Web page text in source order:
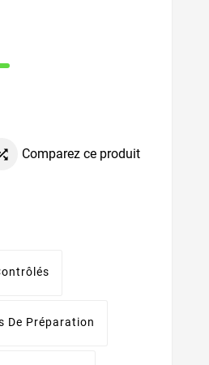
Comparez ce produit
De Préparation